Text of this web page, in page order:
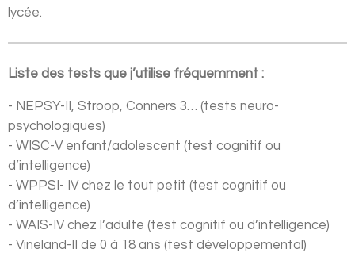
lycée.
Liste des tests que j’utilise fréquemment :
- NEPSY-II, Stroop, Conners 3… (tests neuro-
psychologiques)
- WISC-V enfant/adolescent (test cognitif ou
d’intelligence)
- WPPSI- IV chez le tout petit (test cognitif ou
d’intelligence)
- WAIS-IV chez l’adulte (test cognitif ou d’intelligence)
- Vineland-II de 0 à 18 ans (test développemental)